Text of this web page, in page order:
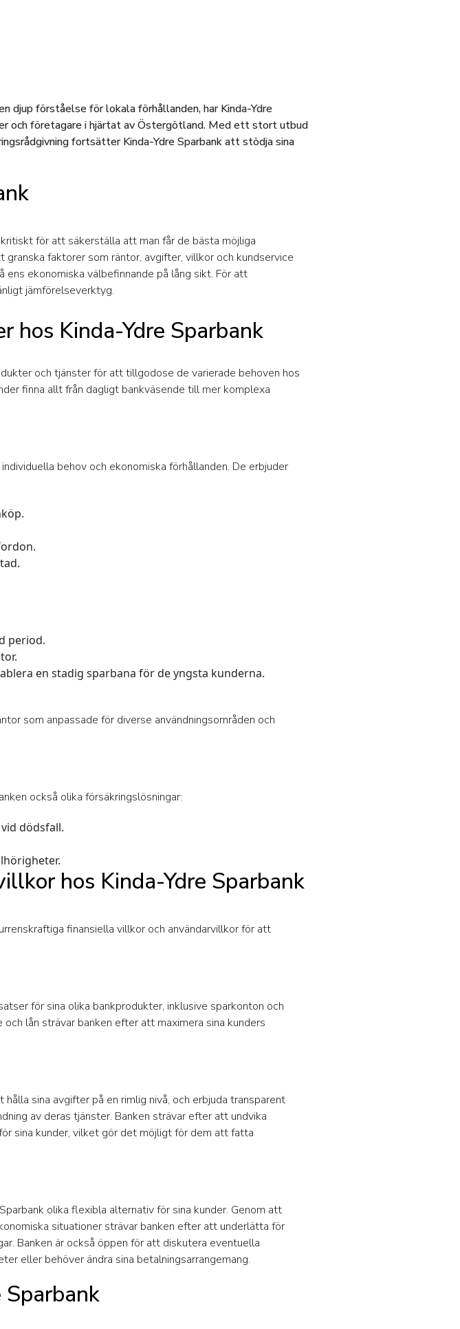
djup förståelse för lokala förhållanden, har Kinda-Ydre
och företagare i hjärtat av Östergötland. Med ett stort utbud
fortsätter Kinda-Ydre Sparbank att stödja sina
för att säkerställa att man får de bästa möjliga
faktorer som räntor, avgifter, villkor och kundservice
ekonomiska välbefinnande på lång sikt. För att
jämförelseverktyg.
hos Kinda-Ydre Sparbank
och tjänster för att tillgodose de varierade behoven hos
finna allt från dagligt bankväsende till mer komplexa
behov och ekonomiska förhållanden. De erbjuder
period.
en stadig sparbana för de yngsta kunderna.
som anpassade för diverse användningsområden och
också olika försäkringslösningar:
dödsfall.
hos Kinda-Ydre Sparbank
finansiella villkor och användarvillkor för att
för sina olika bankprodukter, inklusive sparkonton och
lån strävar banken efter att maximera sina kunders
sina avgifter på en rimlig nivå, och erbjuda transparent
av deras tjänster. Banken strävar efter att undvika
sina kunder, vilket gör det möjligt för dem att fatta
olika flexibla alternativ för sina kunder. Genom att
situationer strävar banken efter att underlätta för
Banken är också öppen för att diskutera eventuella
eller behöver ändra sina betalningsarrangemang.